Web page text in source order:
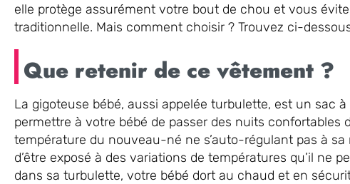
elle protège assurément votre bout de chou et vous
traditionnelle. Mais comment choisir ? Trouvez ci-
Que retenir de ce vêtement ?
La gigoteuse bébé, aussi appelée turbulette, est un sac
permettre à votre bébé de passer des nuits confortables
température du nouveau-né ne s’auto-régulant pas à
d’être exposé à des variations de températures qu’il ne
dans sa turbulette, votre bébé dort au chaud et en